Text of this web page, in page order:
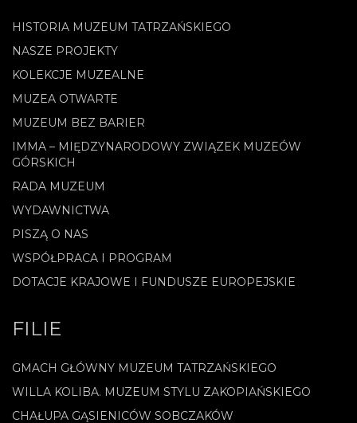
HISTORIA MUZEUM TATRZAŃSKIEGO
NASZE PROJEKTY
KOLEKCJE MUZEALNE
MUZEA OTWARTE
MUZEUM BEZ BARIER
IMMA – MIĘDZYNARODOWY ZWIĄZEK MUZEÓW
GÓRSKICH
RADA MUZEUM
WYDAWNICTWA
PISZĄ O NAS
WSPÓŁPRACA I PROGRAM
DOTACJE KRAJOWE I FUNDUSZE EUROPEJSKIE
FILIE
GMACH GŁÓWNY MUZEUM TATRZAŃSKIEGO
WILLA KOLIBA. MUZEUM STYLU ZAKOPIAŃSKIEGO
CHAŁUPA GĄSIENICÓW SOBCZAKÓW